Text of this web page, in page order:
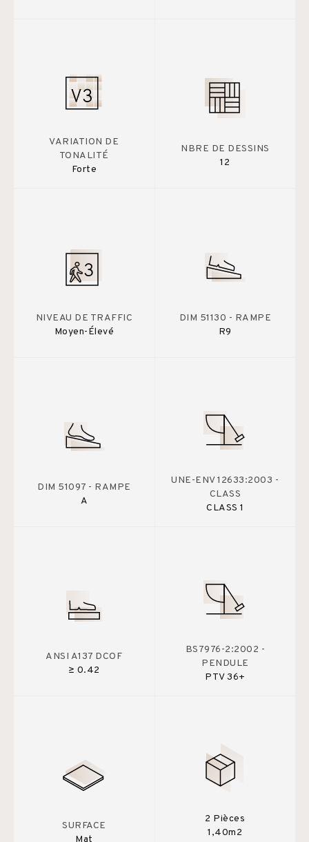
VARIATION DE
TONALITÉ
Forte
NBRE DE DESSINS
12
NIVEAU DE TRAFFIC
Moyen-Élevé
DIM 51130 - RAMPE
R9
DIM 51097 - RAMPE
A
UNE-ENV 12633:2003 -
CLASS
CLASS 1
ANSI A137 DCOF
≥ 0.42
BS7976-2:2002 -
PENDULE
PTV 36+
SURFACE
Mat
2 Pièces
1,40m2